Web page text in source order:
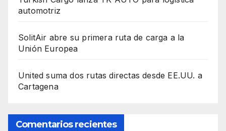
automotriz
SolitAir abre su primera ruta de carga a la
Unión Europea
United suma dos rutas directas desde EE.UU. a
Cartagena
Comentarios recientes